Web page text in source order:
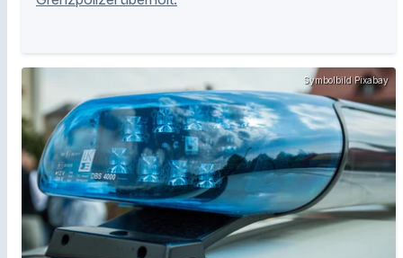
Symbolbild Pixabay